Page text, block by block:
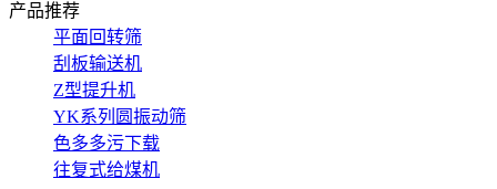
产品推荐
平面回转筛
刮板输送机
Z型提升机
YK系列圆振动筛
色多多污下载
往复式给煤机